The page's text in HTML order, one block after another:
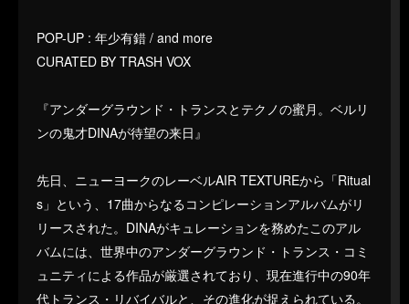
POP-UP : 年少有錯 / and more
CURATED BY TRASH VOX
『アンダーグラウンド・トランスとテクノの蜜月。ベルリ
ンの鬼才DINAが待望の来日』
先日、ニューヨークのレーベルAIR TEXTUREから「Ritual
s」という、17曲からなるコンピレーションアルバムがリ
リースされた。DINAがキュレーションを務めたこのアル
バムには、世界中のアンダーグラウンド・トランス・コミ
ュニティによる作品が厳選されており、現在進行中の90年
代トランス・リバイバルと、その進化が捉えられている。